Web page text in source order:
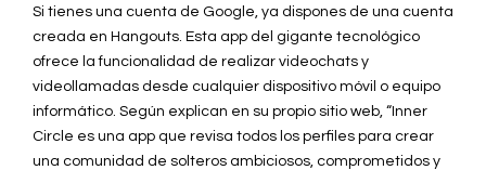
Si tienes una cuenta de Google, ya dispones de una cuenta
creada en Hangouts. Esta app del gigante tecnológico
ofrece la funcionalidad de realizar videochats y
videollamadas desde cualquier dispositivo móvil o equipo
informático. Según explican en su propio sitio web, “Inner
Circle es una app que revisa todos los perfiles para crear
una comunidad de solteros ambiciosos, comprometidos y